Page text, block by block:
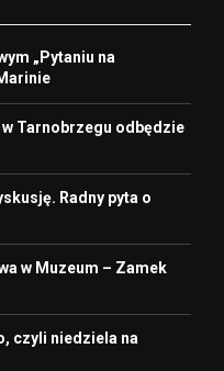
„Pytaniu na
w Tarnobrzegu odbędzie
Radny pyta o
w Muzeum – Zamek
czyli niedziela na